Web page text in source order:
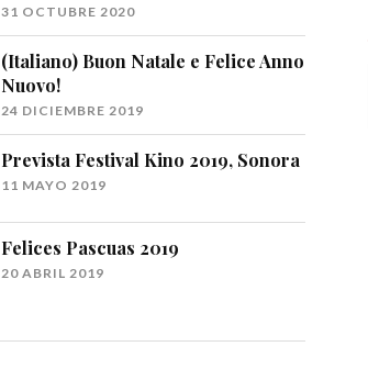
31 OCTUBRE 2020
(Italiano) Buon Natale e Felice Anno
Nuovo!
24 DICIEMBRE 2019
Prevista Festival Kino 2019, Sonora
11 MAYO 2019
Felices Pascuas 2019
20 ABRIL 2019